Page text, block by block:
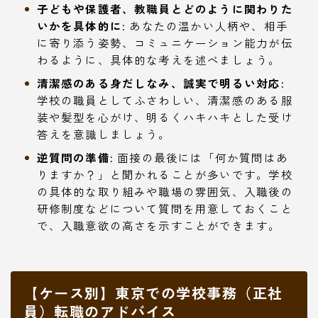
子どもや保護者、教職員とどのように関わりた
いかを具体的に: あなたの温かい人柄や、相手
に寄り添う姿勢、コミュニケーション能力が伝
わるように、具体的な考えを述べましょう。
清潔感のある身だしなみ、誠実で明るい対応:
学校の職員としてふさわしい、清潔感のある服
装や髪型を心がけ、明るくハキハキとした受け
答えを意識しましょう。
逆質問の準備: 面接の最後には「何か質問はあ
りますか？」と聞かれることが多いです。学校
の具体的な取り組みや職場の雰囲気、入職後の
研修制度などについて質問を用意しておくこと
で、入職意欲の高さを示すことができます。
【ケース別】東京での学校事務（正社
員）転職のアドバイス